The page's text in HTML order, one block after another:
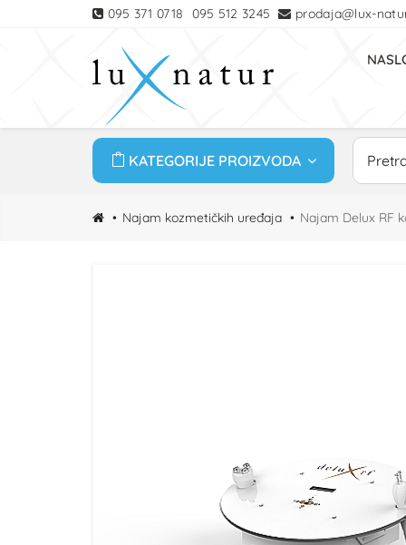
095 371 0718 095 512 3245 prodaja@lux-
KATEGORIJE PROIZVODA
Najam kozmetičkih uređaja Najam Delux RF